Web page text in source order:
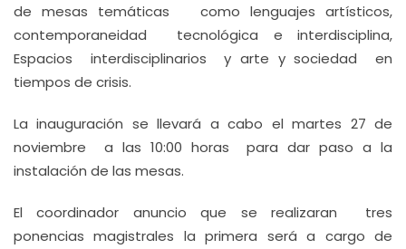
de mesas temáticas como lenguajes artísticos,
contemporaneidad tecnológica e interdisciplina,
Espacios interdisciplinarios y arte y sociedad en
tiempos de crisis.
La inauguración se llevará a cabo el martes 27 de
noviembre a las 10:00 horas para dar paso a la
instalación de las mesas.
El coordinador anuncio que se realizaran tres
ponencias magistrales la primera será a cargo de